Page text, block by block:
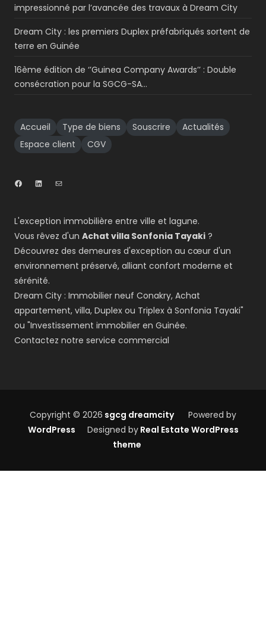
impressionné par l’avancée des travaux à Dream City
Dream City : les premiers Duplex préfabriqués sortent de
terre en Guinée
16ème édition de ‘’Guinea Company Awards’’ : Double
consécration pour la SGCG-SA…
Accueil Type de biens Souscrire
Actualités
Espace client
CGV
L'exception immobilière entre ville et lagune.
Vous rêvez d'un Achat villa Sonfonia Tayaki ?
Découvrez des demeures d'exception au cœur d'un
environnement préservé, alliant confort moderne et
sérénité.
Dream City : Immobilier neuf Conakry, Achat
appartement, villa, Duplex ou Triplex à Sonfonia Tayaki"
ou "Investissement immobilier en Guinée.
Contactez notre service commercial
Copyright © 2026 sgcg dreamcity
Powered by
WordPress
Designed byReal Estate WordPress
theme